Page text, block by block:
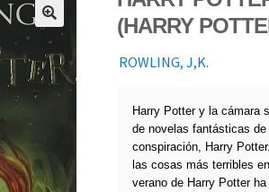
(HARRY
ROWLING, J,K.
Harry Potter y la cámara
de novelas fantásticas
conspiración, Harry
las cosas más terribles
verano de Harry Potter